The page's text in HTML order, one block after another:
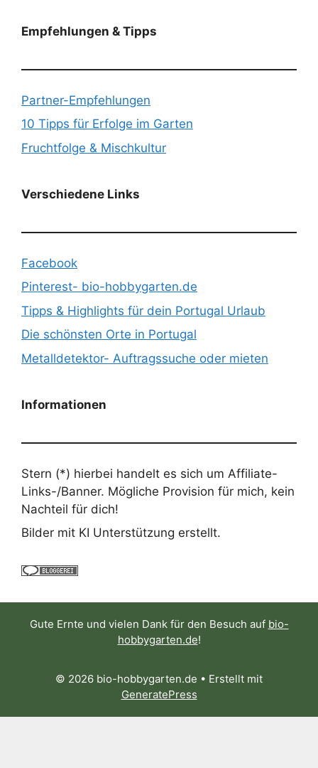
Empfehlungen & Tipps
Partner-Empfehlungen
10 Tipps für Erfolge im Garten
Fruchtfolge & Mischkultur
Verschiedene Links
Facebook
Pinterest- bio-hobbygarten.de
Tipps & Highlights für dein Portugal Urlaub
Die schönsten Orte in Portugal
Metalldetektor- Auftragssuche oder mieten
Informationen
Stern (*) hierbei handelt es sich um Affiliate-
Links-/Banner. Mögliche Provision für mich, kein
Nachteil für dich!
Bilder mit KI Unterstützung erstellt.
Gute Ernte und vielen Dank für den Besuch auf bio-
hobbygarten.de!
© 2026 bio-hobbygarten.de • Erstellt mit
GeneratePress